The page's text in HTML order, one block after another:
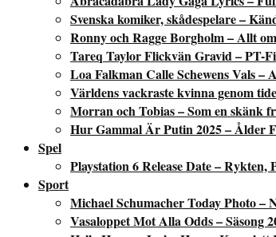
Svenska komiker, skådespelare –
Ronny och Ragge Borgholm – Allt
Tareq Taylor Flickvän Gravid – PT-
Loa Falkman Calle Schewens Vals –
Världens vackraste kvinna genom
Morran och Tobias – Som en skänk
Hur Gammal Är Putin 2025 – Ålder
Spel
Playstation 6 Release Date – Rykten,
Sport
Michael Schumacher Today Photo –
Vasaloppet Mot Alla Odds – Säsong